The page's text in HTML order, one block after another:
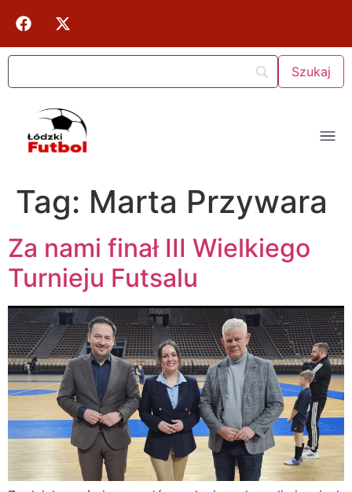
Tag: Marta Przywara
Za nami finał III Wielkiego
Turnieju Futsalu